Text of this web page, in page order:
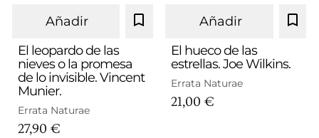
Añadir
El leopardo de las
nieves o la promesa
de lo invisible. Vincent
Munier.
Errata Naturae
27,90 €
Añadir
El hueco de las
estrellas. Joe Wilkins.
Errata Naturae
21,00 €